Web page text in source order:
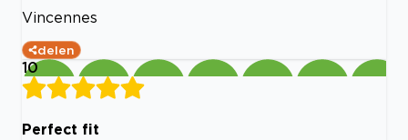
Vincennes
delen
10
Perfect fit